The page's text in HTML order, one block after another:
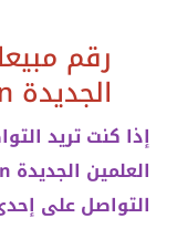
رقم
الجديدة
إذا كنت تريد
التواصل على